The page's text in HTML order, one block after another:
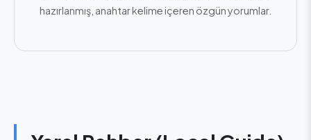
hazırlanmış, anahtar kelime içeren özgün yorumlar.